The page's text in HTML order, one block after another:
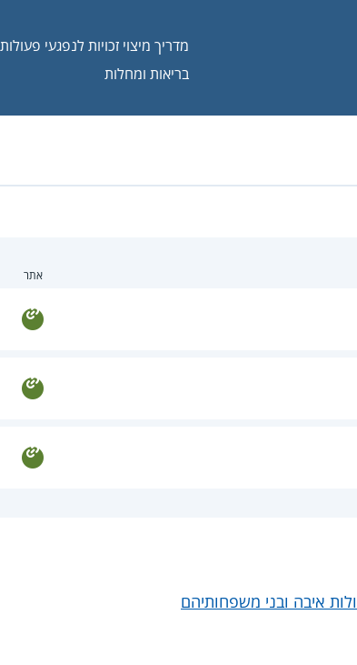
מדריך מיצוי זכויות לנפגעי
בריאות ומחלות
אתר
איבה ובני משפחותיהם